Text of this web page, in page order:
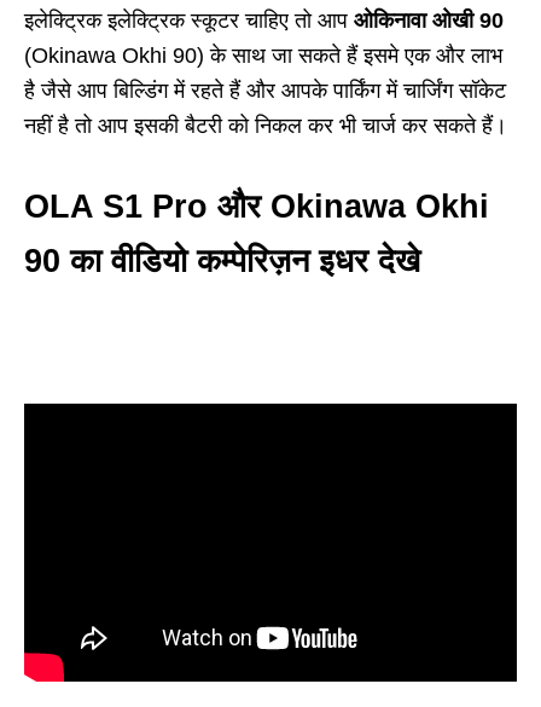
इलेक्ट्रिक इलेक्ट्रिक स्कूटर चाहिए तो आप ओकिनावा ओखी 90
(Okinawa Okhi 90) के साथ जा सकते हैं इसमे एक और लाभ
है जैसे आप बिल्डिंग में रहते हैं और आपके पार्किंग में चार्जिंग सॉकेट
नहीं है तो आप इसकी बैटरी को निकल कर भी चार्ज कर सकते हैं।
OLA S1 Pro और Okinawa Okhi
90 का वीडियो कम्पेरिज़न इधर देखे